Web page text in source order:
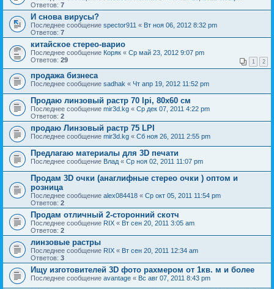
Ответов: 7
И снова вирусы?
Последнее сообщение spector911 « Вт ноя 06, 2012 8:32 pm
Ответов: 7
китайское стерео-варио
Последнее сообщение Коряк « Ср май 23, 2012 9:07 pm
Ответов: 29 1 2
продажа бизнеса
Последнее сообщение sadhak « Чт апр 19, 2012 11:52 pm
Продаю линзовый растр 70 lpi, 80х60 см
Последнее сообщение mir3d.kg « Ср дек 07, 2011 4:22 pm
Ответов: 2
продаю Линзовый растр 75 LPI
Последнее сообщение mir3d.kg « Сб ноя 26, 2011 2:55 pm
Предлагаю материалы для 3D печати
Последнее сообщение Влад « Ср ноя 02, 2011 11:07 pm
Продам 3D очки (анаглифные стерео очки ) оптом и
розница
Последнее сообщение alex084418 « Ср окт 05, 2011 11:54 pm
Ответов: 2
Продам отличный 2-сторонний скотч
Последнее сообщение RIX « Вт сен 20, 2011 3:05 am
Ответов: 2
линзовые растры
Последнее сообщение RIX « Вт сен 20, 2011 12:34 am
Ответов: 3
Ищу изготовителей 3D фото рахмером от 1кв. м и более
Последнее сообщение avantage « Вс авг 07, 2011 8:43 pm